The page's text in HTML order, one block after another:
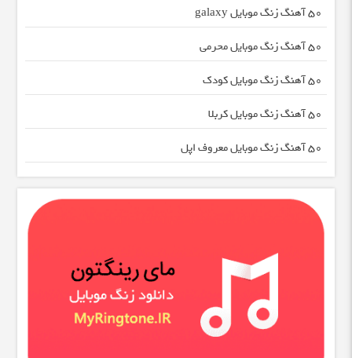
50 آهنگ زنگ موبایل galaxy
50 آهنگ زنگ موبایل محرمی
50 آهنگ زنگ موبایل کودک
50 آهنگ زنگ موبایل کربلا
50 آهنگ زنگ موبایل معروف اپل